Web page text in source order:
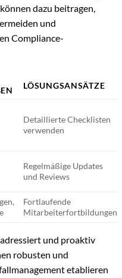
dazu beitragen,
und
Compliance-
LÖSUNGSANSÄTZE
Detaillierte Checklisten
verwenden
Regelmäßige Updates
und Reviews
Fortlaufende
Mitarbeiterfortbildungen
und proaktiv
robusten und
etablieren